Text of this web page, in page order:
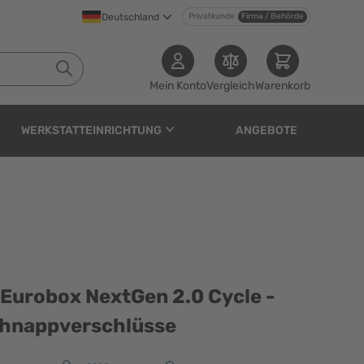
Deutschland Privatkunde Firma / Behörde
Mein KontoVergleichWarenkorb
WERKSTATTEINRICHTUNG ANGEBOTE
2.0 Cycle -
NextGen 2.0 Cycle -